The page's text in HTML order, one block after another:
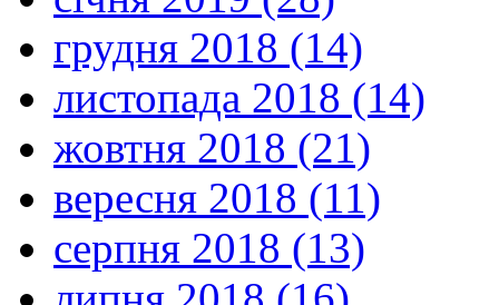
грудня 2018 (14)
листопада 2018 (14)
жовтня 2018 (21)
вересня 2018 (11)
серпня 2018 (13)